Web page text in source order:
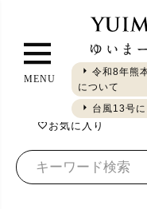
MENU
令和8年熊
について
台風13号
やちむん
お気に入り